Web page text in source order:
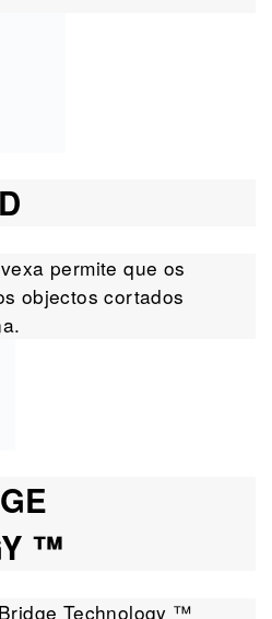
permite que os
objectos cortados
™
Technology ™